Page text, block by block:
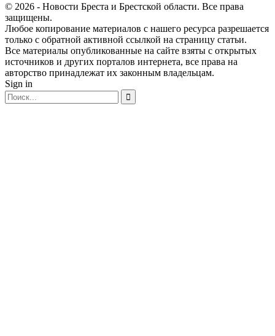
© 2026 - Новости Бреста и Брестской области. Все права
защищены.
Любое копирование материалов с нашего ресурса разрешается
только с обратной активной ссылкой на страницу статьи.
Все материалы опубликованные на сайте взяты с открытых
источников и других порталов интернета, все права на
авторство принадлежат их законным владельцам.
Sign in